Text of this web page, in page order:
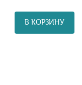
В КОРЗИНУ